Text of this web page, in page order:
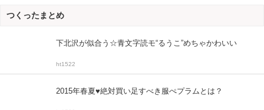
つくったまとめ
下北沢が似合う☆青文字読モ“るうこ”めちゃかわいい
ht1522
2015年春夏♥絶対買い足すべき服ぺプラムとは？